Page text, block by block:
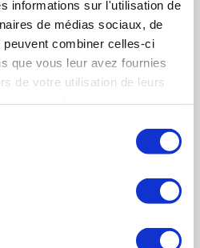
informations sur l'utilisation de
de médias sociaux, de
combiner celles-ci
que vous leur avez fournies
de votre utilisation de leurs
précise, veuillez cocher
souhaitées pour
votre PDF.